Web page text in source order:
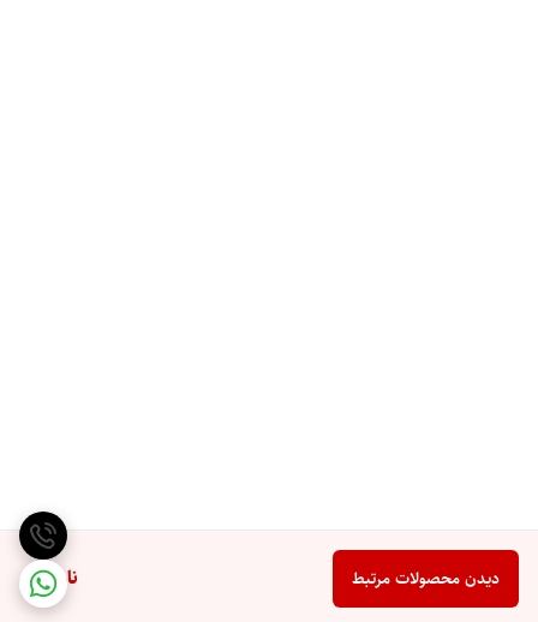
ناموجود دیدن محصولات مرتبط